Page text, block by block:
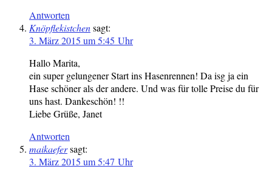
Antworten
Knöpflekistchensagt:
3. März 2015 um 5:45 Uhr
Hallo Marita,
ein super gelungener Start ins Hasenrennen! Da isg ja ein
Hase schöner als der andere. Und was für tolle Preise du für
uns hast. Dankeschön! !!
Liebe Grüße, Janet
Antworten
maikaefersagt:
3. März 2015 um 5:47 Uhr